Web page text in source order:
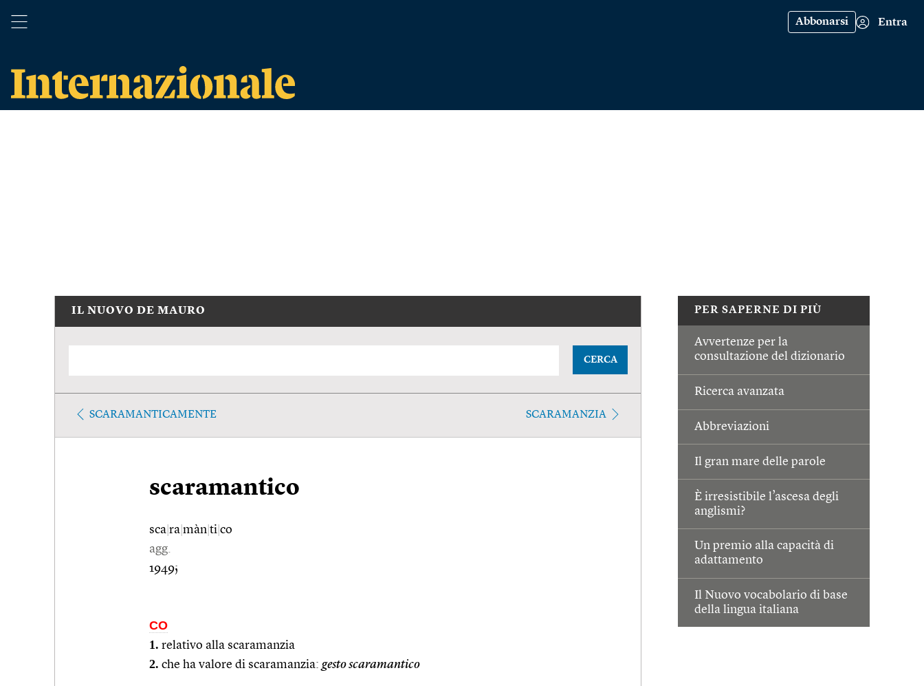
Abbonarsi Entra
PER SAPERNE DI PIÙ
Avvertenze per la
consultazione del dizionario
Ricerca avanzata
Abbreviazioni
Il gran mare delle parole
È irresistibile l’ascesa degli
anglismi?
Un premio alla capacità di
adattamento
Il Nuovo vocabolario di base
della lingua italiana
IL NUOVO DE MAURO
CERCA
SCARAMANTICAMENTE SCARAMANZIA
scaramantico
sca ra màn ti co
agg.
1949;
CO
1. relativo alla scaramanzia
2. che ha valore di scaramanzia: gesto scaramantico